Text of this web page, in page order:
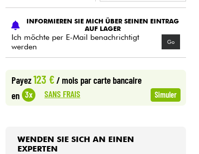
• Star
INFORMIEREN SIE MICH ÜBER SEINEN EINTRAG
AUF LAGER
Ich möchte per E-Mail benachrichtigt
werden
Go
Payez123 €/ mois par carte bancaire
en 3x SANS FRAIS Simuler
WENDEN SIE SICH AN EINEN
EXPERTEN